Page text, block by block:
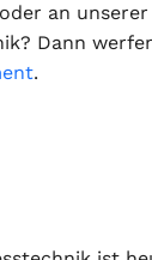
an unserer
Dann
.